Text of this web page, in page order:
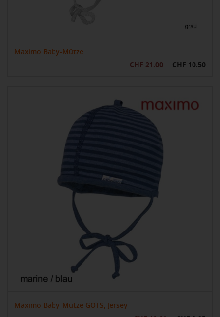
Maximo Baby-Mütze
CHF 21.00
CHF 10.50
Maximo Baby-Mütze GOTS, Jersey